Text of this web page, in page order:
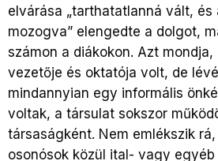
elvárása „tarthatatlanná vált, és
mozogva” elengedte a dolgot,
számon a diákokon. Azt
vezetője és oktatója volt, de
mindannyian egy informális
voltak, a társulat sokszor
társaságként. Nem emlékszik
osonósok közül ital- vagy